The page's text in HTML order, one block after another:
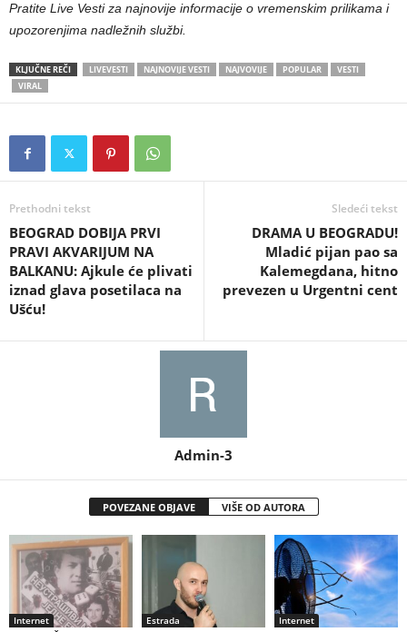
Pratite Live Vesti za najnovije informacije o vremenskim prilikama i
upozorenjima nadležnih službi.
KLJUČNE REČI LIVEVESTI NAJNOVIJE VESTI NAJVOVIJE POPULAR
VESTI
VIRAL
Prethodni tekst
BEOGRAD DOBIJA PRVI
PRAVI AKVARIJUM NA
BALKANU: Ajkule će plivati
iznad glava posetilaca na
Ušću!
Sledeći tekst
DRAMA U BEOGRADU!
Mladić pijan pao sa
Kalemegdana, hitno
prevezen u Urgentni cent
Admin-3
POVEZANE OBJAVE VIŠE OD AUTORA
Internet Estrada Internet